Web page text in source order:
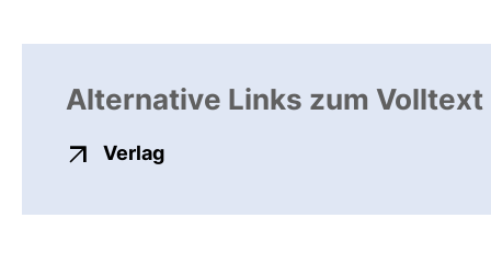
Alternative Links zum Volltext
Verlagexterner Link, öffnet neues